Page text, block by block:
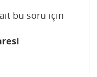
bu soru için